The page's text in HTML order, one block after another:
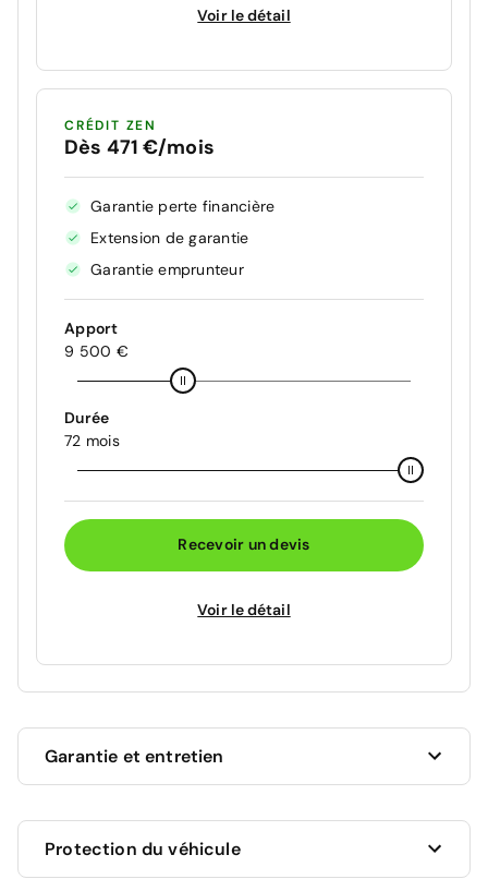
Voir le détail
CRÉDIT ZEN
Dès 471 €/mois
Garantie perte financière
Extension de garantie
Garantie emprunteur
Apport
9 500 €
Durée
72 mois
Recevoir un devis
Voir le détail
Garantie et entretien
mois à compter de la date de livraison.
Protection du véhicule